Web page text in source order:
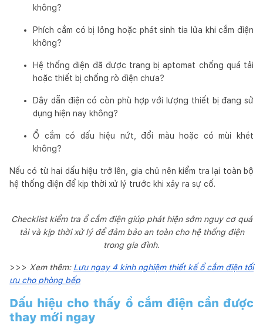
không?
Phích cắm có bị lỏng hoặc phát sinh tia lửa khi cắm điện
không?
Hệ thống điện đã được trang bị aptomat chống quá tải
hoặc thiết bị chống rò điện chưa?
Dây dẫn điện có còn phù hợp với lượng thiết bị đang sử
dụng hiện nay không?
Ổ cắm có dấu hiệu nứt, đổi màu hoặc có mùi khét
không?
Nếu có từ hai dấu hiệu trở lên, gia chủ nên kiểm tra lại toàn bộ
hệ thống điện để kịp thời xử lý trước khi xảy ra sự cố.
Checklist kiểm tra ổ cắm điện giúp phát hiện sớm nguy cơ quá
tải và kịp thời xử lý để đảm bảo an toàn cho hệ thống điện
trong gia đình.
>>> Xem thêm: Lưu ngay 4 kinh nghiệm thiết kế ổ cắm điện tối
ưu cho phòng bếp
Dấu hiệu cho thấy ổ cắm điện cần được
thay mới ngay